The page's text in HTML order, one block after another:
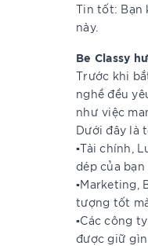
Tin tốt: Bạn
này.
Be Classy
Trước khi
nghề đều
như việc
Dưới đây là
▪️Tài chính,
dép của bạn
▪️Marketing,
tượng tốt
▪️Các công
được giữ